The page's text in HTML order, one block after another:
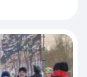
готовя